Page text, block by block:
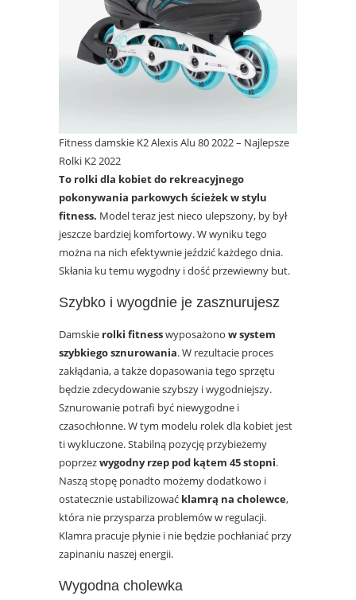
Fitness damskie K2 Alexis Alu 80 2022 – Najlepsze
Rolki K2 2022
To rolki dla kobiet do rekreacyjnego
pokonywania parkowych ścieżek w stylu
fitness. Model teraz jest nieco ulepszony, by był
jeszcze bardziej komfortowy. W wyniku tego
można na nich efektywnie jeździć każdego dnia.
Skłania ku temu wygodny i dość przewiewny but.
Szybko i wyogdnie je zasznurujesz
Damskie rolki fitnesswyposażono w system
szybkiego sznurowania. W rezultacie proces
zakłądania, a także dopasowania tego sprzętu
będzie zdecydowanie szybszy i wygodniejszy.
Sznurowanie potrafi być niewygodne i
czasochłonne. W tym modelu rolek dla kobiet jest
ti wykluczone. Stabilną pozycję przybieżemy
poprzezwygodny rzep pod kątem 45 stopni.
Naszą stopę ponadto możemy dodatkowo i
ostatecznie ustabilizować klamrą na cholewce,
która nie przysparza problemów w regulacji.
Klamra pracuje płynie i nie będzie pochłaniać przy
zapinaniu naszej energii.
Wygodna cholewka